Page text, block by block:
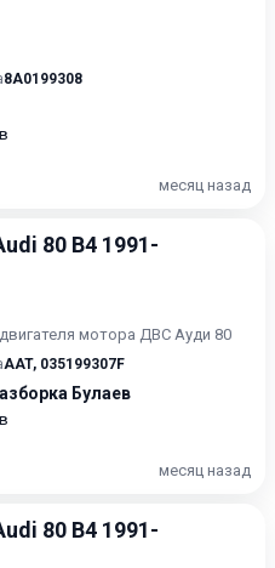
8A0199308
месяц назад
80 B4 1991-
мотора ДВС Ауди 80
AAT, 035199307F
Булаев
месяц назад
80 B4 1991-